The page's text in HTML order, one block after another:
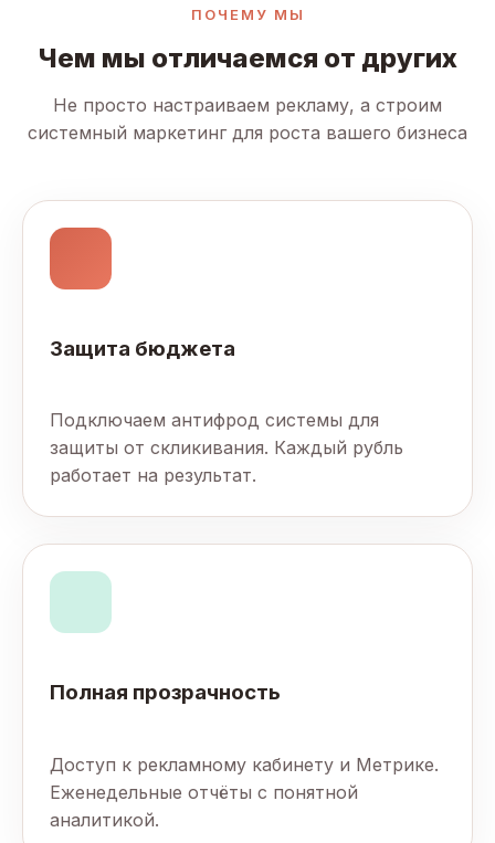
ПОЧЕМУ МЫ
Чем мы отличаемся от других
Не просто настраиваем рекламу, а строим
системный маркетинг для роста вашего бизнеса
Защита бюджета
Подключаем антифрод системы для
защиты от скликивания. Каждый рубль
работает на результат.
Полная прозрачность
Доступ к рекламному кабинету и Метрике.
Еженедельные отчёты с понятной
аналитикой.